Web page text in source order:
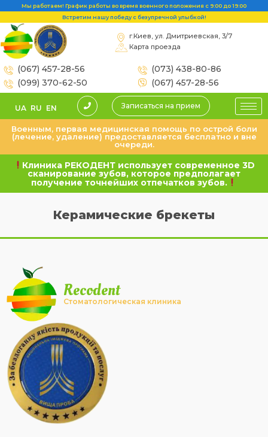
Мы работаем! График работы во время военного положения с 9:00 до 19:00
Встретим нашу победу с безупречной улыбкой!
г.Киев, ул. Дмитриевская, 3/7
Карта проезда
(067) 457-28-56
(099) 370-62-50
(073) 438-80-86
(067) 457-28-56
Записаться на прием
UA RU EN
Военным, первая медицинская помощь по острой боли
(лечение, удаление) предоставляется бесплатно и вне
очереди.
Клиника РЕКОДЕНТ использует современное 3D
сканирование зубов, которое предполагает
получение точнейших отпечатков зубов.
Керамические брекеты
Recodent
Стоматологическая клиника